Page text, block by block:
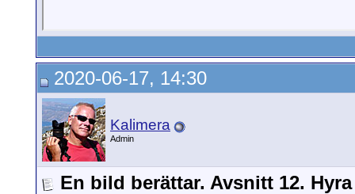
2020-06-17, 14:30
Kalimera
Admin
En bild berättar. Avsnitt 12.